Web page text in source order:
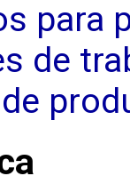
para
de